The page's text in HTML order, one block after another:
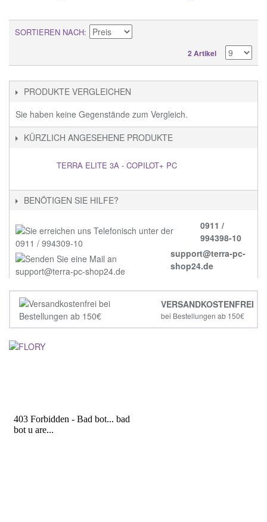
SORTIEREN NACH
2 Artikel
PRODUKTE VERGLEICHEN
Sie haben keine Gegenstände zum Vergleich.
KÜRZLICH ANGESEHENE PRODUKTE
TERRA ELITE 3A - COPILOT+ PC
BENÖTIGEN SIE HILFE?
0911 /
994398-10
support@terra-pc-
shop24.de
VERSANDKOSTENFREI
bei Bestellungen ab 150€